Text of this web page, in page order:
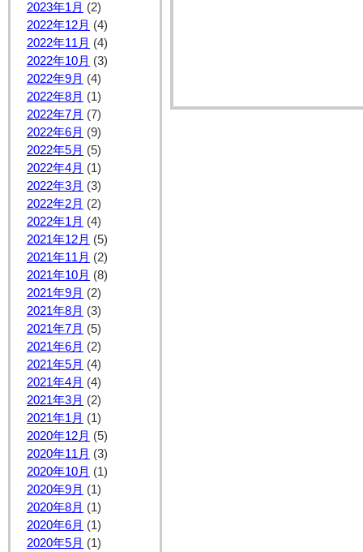
2023年1月 (2)
2022年12月 (4)
2022年11月 (4)
2022年10月 (3)
2022年9月 (4)
2022年8月 (1)
2022年7月 (7)
2022年6月 (9)
2022年5月 (5)
2022年4月 (1)
2022年3月 (3)
2022年2月 (2)
2022年1月 (4)
2021年12月 (5)
2021年11月 (2)
2021年10月 (8)
2021年9月 (2)
2021年8月 (3)
2021年7月 (5)
2021年6月 (2)
2021年5月 (4)
2021年4月 (4)
2021年3月 (2)
2021年1月 (1)
2020年12月 (5)
2020年11月 (3)
2020年10月 (1)
2020年9月 (1)
2020年8月 (1)
2020年6月 (1)
2020年5月 (1)